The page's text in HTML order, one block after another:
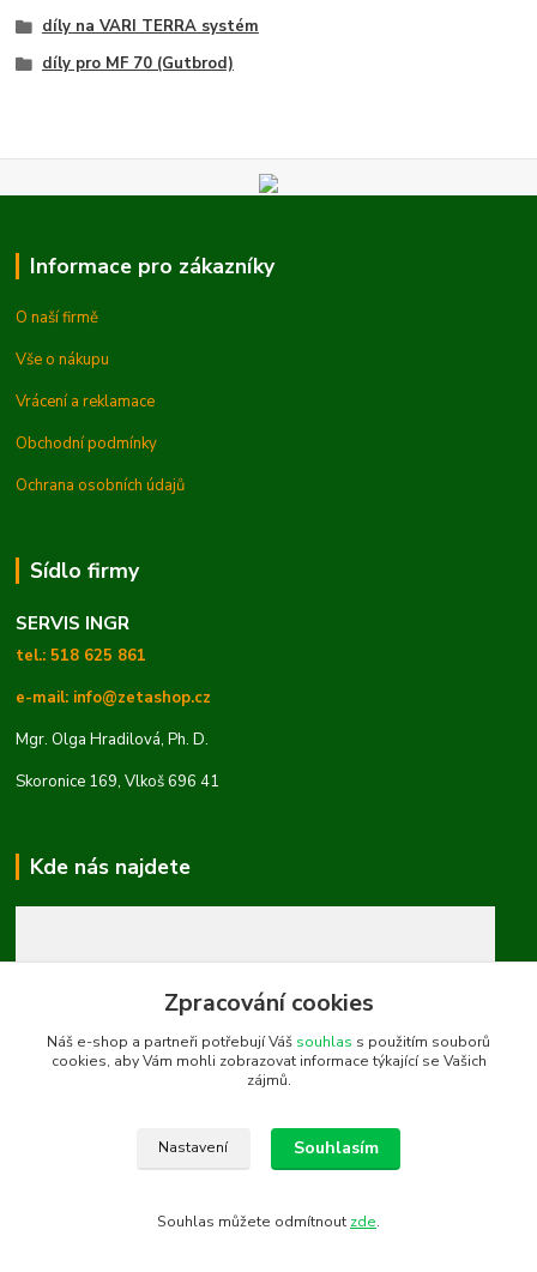
díly na VARI TERRA systém
díly pro MF 70 (Gutbrod)
Informace pro zákazníky
O naší firmě
Vše o nákupu
Vrácení a reklamace
Obchodní podmínky
Ochrana osobních údajů
Sídlo firmy
SERVIS INGR
tel.: 518 625 861
e-mail: info@zetashop.cz
Mgr. Olga Hradilová, Ph. D.
Skoronice 169, Vlkoš 696 41
Kde nás najdete
Zpracování cookies
Náš e-shop a partneři potřebují Váš souhlas s použitím souborů
cookies, aby Vám mohli zobrazovat informace týkající se Vašich
zájmů.
Nastavení Souhlasím
Souhlas můžete odmítnout zde.